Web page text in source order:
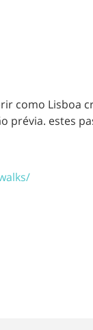
como Lisboa
prévia. estes